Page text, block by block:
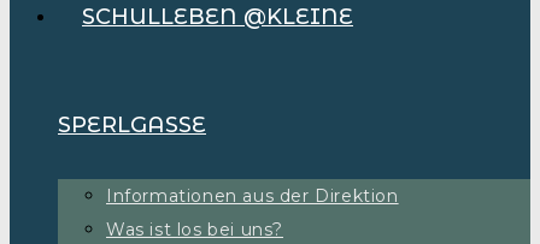
SCHULLEBEN @KLEINE
SPERLGASSE
Informationen aus der Direktion
Was ist los bei uns?